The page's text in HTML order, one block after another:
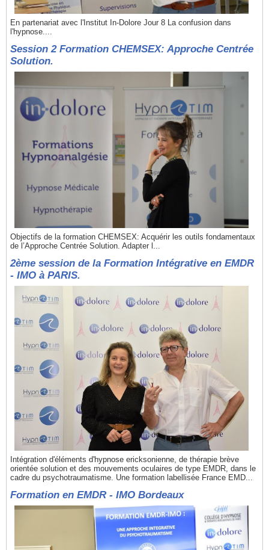
En partenariat avec l'Institut In-Dolore Jour 8 La confusion dans
l'hypnose....
Session 2 Formation CHEMSEX: Approche Centrée
Solution.
Objectifs de la formation CHEMSEX: Acquérir les outils fondamentaux
de l’Approche Centrée Solution. Adapter l...
2ème session de la Formation Intégrative en EMDR
- IMO à PARIS.
Intégration d'éléments d'hypnose ericksonienne, de thérapie brève
orientée solution et des mouvements oculaires de type EMDR, dans le
cadre du psychotraumatisme. Une formation labellisée France EMD...
Formation en EMDR - IMO Bordeaux